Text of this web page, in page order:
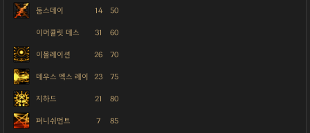
둠스데이 14 50
이머큘릿 데스 31 60
이몰레이션 26 70
데우스 엑스 레이 23 75
지하드 21 80
퍼니쉬먼트 7 85